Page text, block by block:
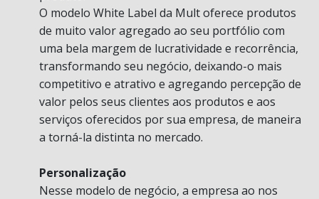
O modelo White Label da Mult oferece produtos
de muito valor agregado ao seu portfólio com
uma bela margem de lucratividade e recorrência,
transformando seu negócio, deixando-o mais
competitivo e atrativo e agregando percepção de
valor pelos seus clientes aos produtos e aos
serviços oferecidos por sua empresa, de maneira
a torná-la distinta no mercado.
Personalização
Nesse modelo de negócio, a empresa ao nos